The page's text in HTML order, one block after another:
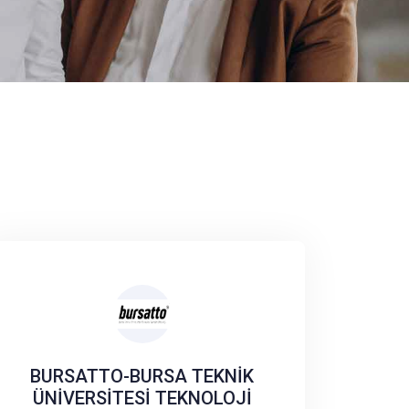
BURSATTO-BURSA TEKNİK
ÜNİVERSİTESİ TEKNOLOJİ